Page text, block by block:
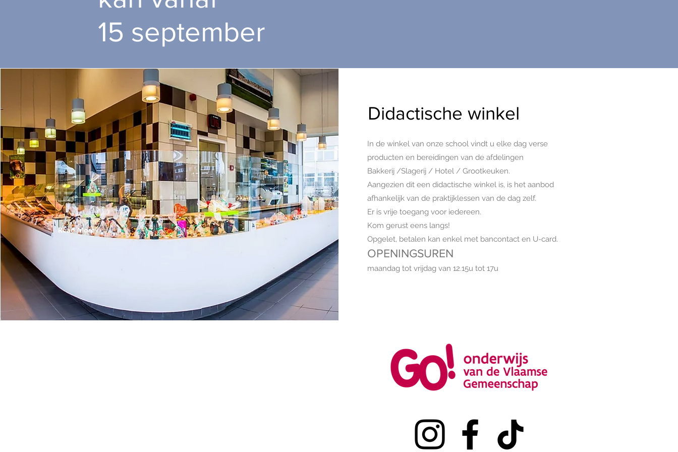
15 september
Read More
Didactische winkel
In de winkel van onze school vindt u elke dag verse
producten en bereidingen van de afdelingen
Bakkerij /Slagerij / Hotel / Grootkeuken.
Aangezien dit een didactische winkel is, is het aanbod
afhankelijk van de praktijklessen van de dag zelf.
Er is vrije toegang voor iedereen.
Kom gerust eens langs!
Opgelet, betalen kan enkel met bancontact en U-card.
OPENINGSUREN
maandag tot vrijdag van 12.15u tot 17u